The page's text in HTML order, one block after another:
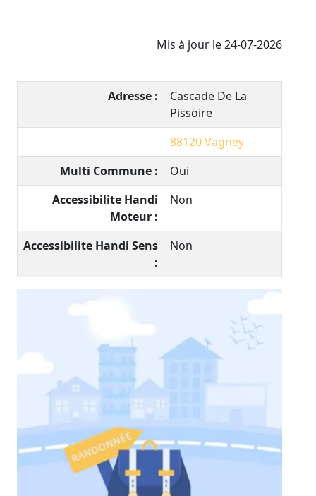
Mis à jour le 24-07-2026
Adresse :
Cascade De La
Pissoire
88120Vagney
Multi Commune :
Oui
Accessibilite Handi
Moteur :
Non
Accessibilite Handi Sens
:
Non